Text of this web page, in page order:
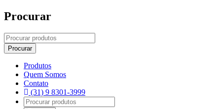
Procurar
Produtos
Quem Somos
Contato
(31) 9 8301-3999